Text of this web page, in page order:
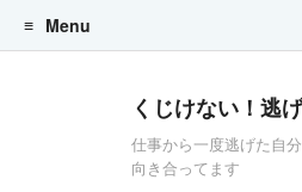
くじけない！逃
仕事から一度逃げた自
向き合ってます
Menu